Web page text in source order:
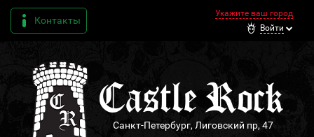
Контакты
Укажите ваш город
Войти
Санкт-Петербург, Лиговский пр, 47